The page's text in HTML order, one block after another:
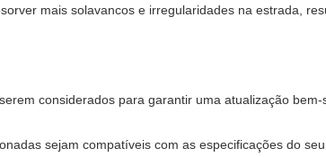
mais solavancos e irregularidades na estrada,
considerados para garantir uma atualização
sejam compatíveis com as especificações do